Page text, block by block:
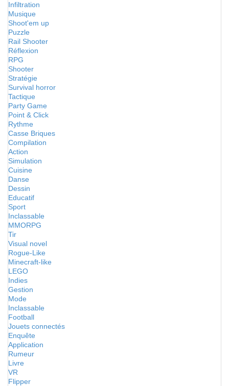
Infiltration
Musique
Shoot'em up
Puzzle
Rail Shooter
Réflexion
RPG
Shooter
Stratégie
Survival horror
Tactique
Party Game
Point & Click
Rythme
Casse Briques
Compilation
Action
Simulation
Cuisine
Danse
Dessin
Educatif
Sport
Inclassable
MMORPG
Tir
Visual novel
Rogue-Like
Minecraft-like
LEGO
Indies
Gestion
Mode
Inclassable
Football
Jouets connectés
Enquête
Application
Rumeur
Livre
VR
Flipper